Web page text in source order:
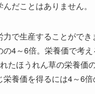
だことはありません。
で生産することができ
4～6倍。栄養価で考
たほうれん草の栄養価
養価を得るには4～6倍